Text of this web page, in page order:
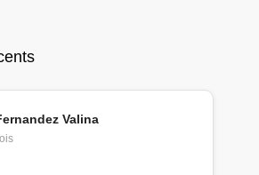
Valina